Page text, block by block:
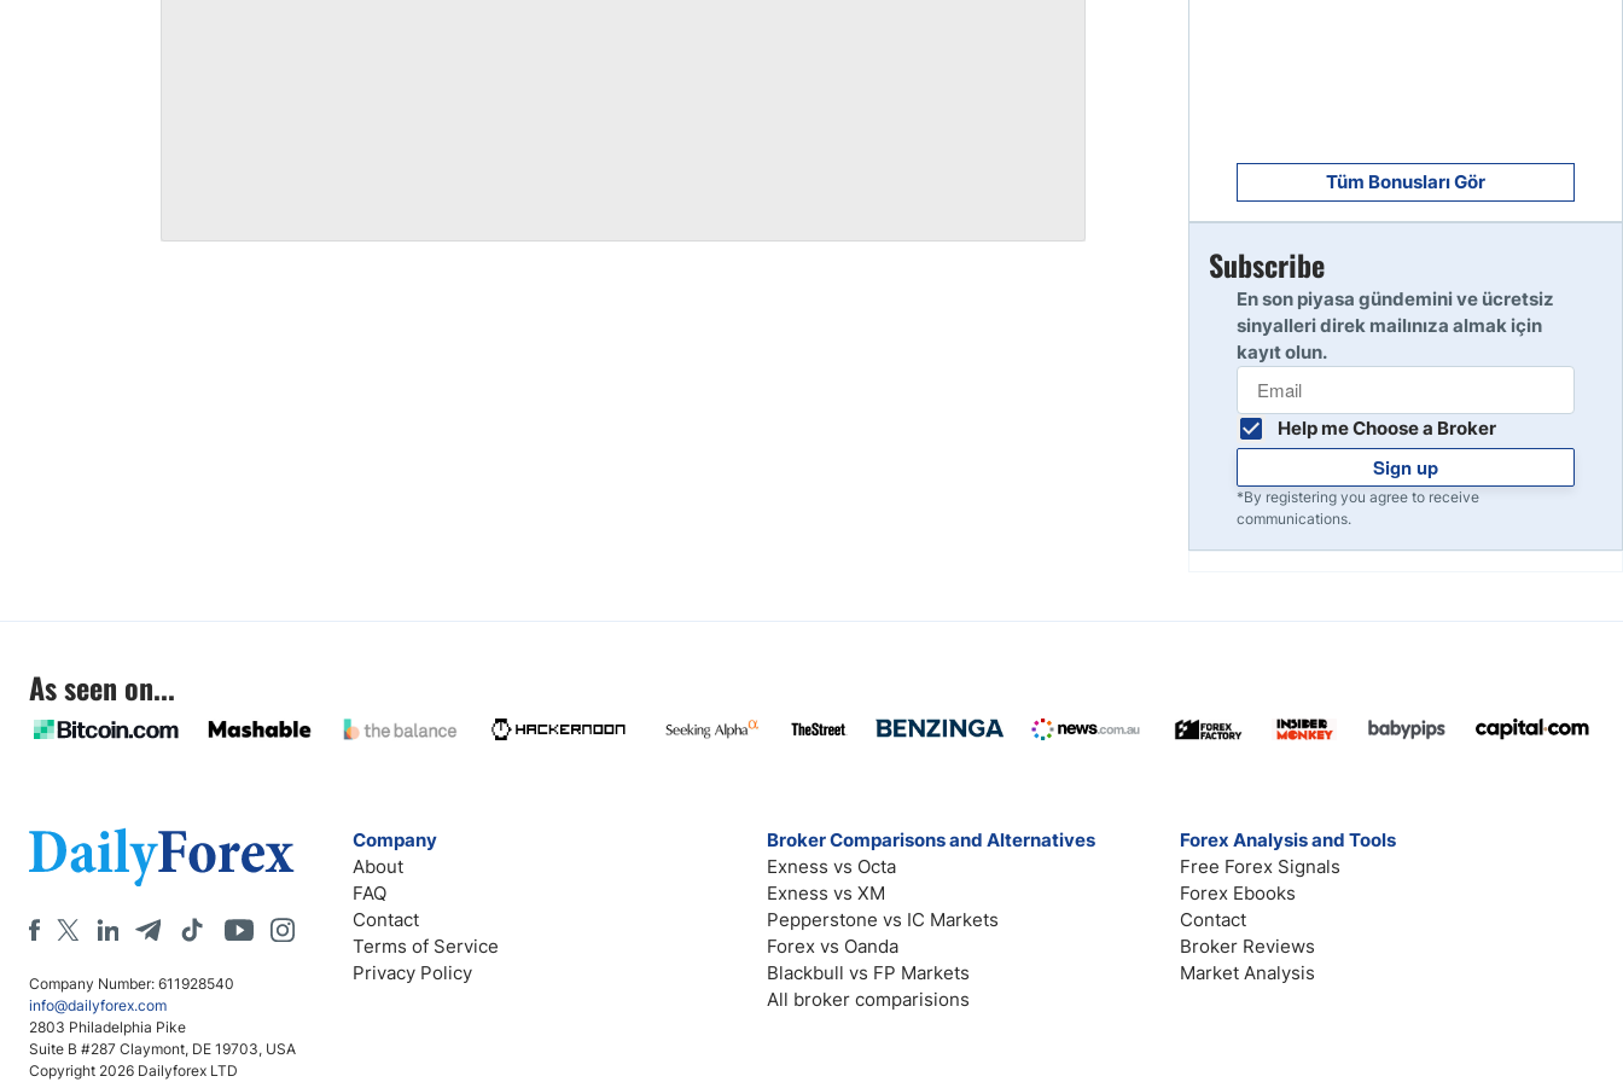
10
Tüm Bonusları Gör
Subscribe
En son piyasa gündemini ve ücretsiz
sinyalleri direk mailınıza almak için
kayıt olun.
Help me Choose a Broker
Sign up
*By registering you agree to receive
communications.
As seen on...
Company Number: 611928540
info@dailyforex.com
2803 Philadelphia Pike
Suite B #287 Claymont, DE 19703, USA
Copyright 2026 Dailyforex LTD
Company
About
FAQ
Contact
Terms of Service
Privacy Policy
Broker Comparisons and Alternatives
Exness vs Octa
Exness vs XM
Pepperstone vs IC Markets
Forex vs Oanda
Blackbull vs FP Markets
All broker comparisions
Forex Analysis and Tools
Free Forex Signals
Forex Ebooks
Contact
Broker Reviews
Market Analysis